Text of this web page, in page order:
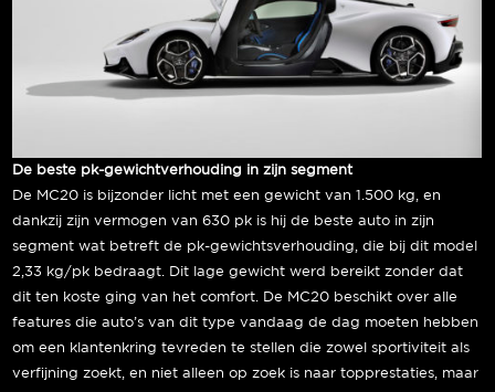
De beste pk-gewichtverhouding in zijn segment
De MC20 is bijzonder licht met een gewicht van 1.500 kg, en
dankzij zijn vermogen van 630 pk is hij de beste auto in zijn
segment wat betreft de pk-gewichtsverhouding, die bij dit model
2,33 kg/pk bedraagt. Dit lage gewicht werd bereikt zonder dat
dit ten koste ging van het comfort. De MC20 beschikt over alle
features die auto’s van dit type vandaag de dag moeten hebben
om een klantenkring tevreden te stellen die zowel sportiviteit als
verfijning zoekt, en niet alleen op zoek is naar topprestaties, maar